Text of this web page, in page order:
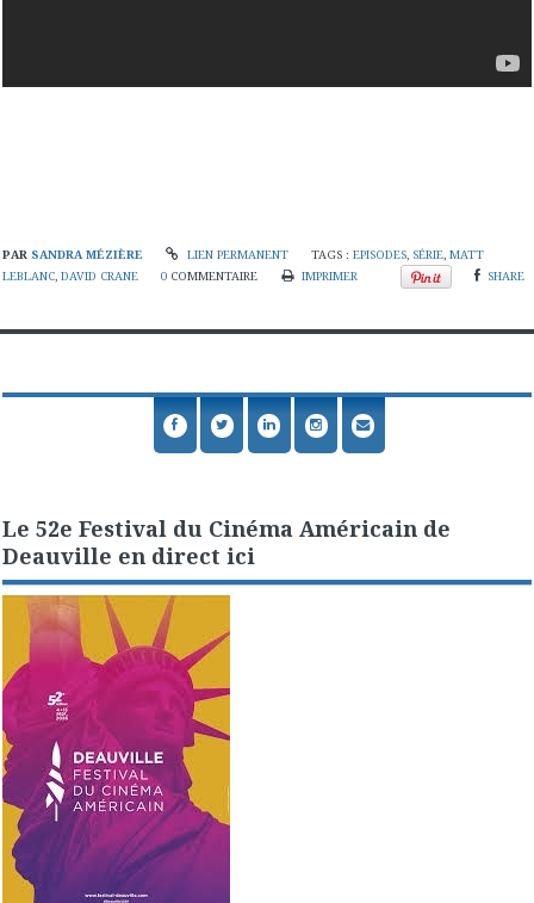
PAR SANDRA MÉZIÈRE LIEN PERMANENT TAGS :EPISODES, SÉRIE,MATT
LEBLANC, DAVID CRANE 0 COMMENTAIRE IMPRIMER SHARE
Le 52e Festival du Cinéma Américain de
Deauville en direct ici